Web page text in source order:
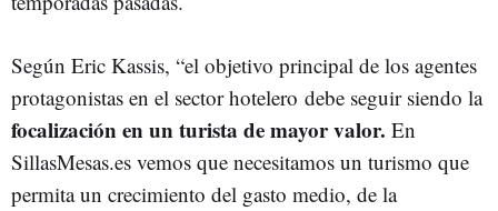
Según Eric Kassis, “el objetivo principal de los agentes
protagonistas en el sector hotelero debe seguir siendo la
focalización en un turista de mayor valor. En
SillasMesas.es vemos que necesitamos un turismo que
permita un crecimiento del gasto medio, de la